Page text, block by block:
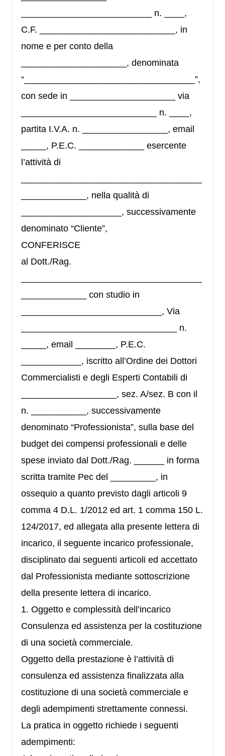
__________________________ n. ____,
C.F. ___________________________, in
nome e per conto della
_____________________, denominata
“__________________________________”,
con sede in _____________________ via
___________________________ n. ____,
partita I.V.A. n. _________________, email
_____, P.E.C. _____________ esercente
l’attività di
_____________, nella qualità di
____________________, successivamente
denominato “Cliente”,
CONFERISCE
al Dott./Rag.
_____________ con studio in
____________________________, Via
_______________________________ n.
_____, email ________, P.E.C.
____________, iscritto all’Ordine dei Dottori
Commercialisti e degli Esperti Contabili di
___________________, sez. A/sez. B con il
n. ___________, successivamente
denominato “Professionista”, sulla base del
budget dei compensi professionali e delle
spese inviato dal Dott./Rag. ______ in forma
scritta tramite Pec del _________, in
ossequio a quanto previsto dagli articoli 9
comma 4 D.L. 1/2012 ed art. 1 comma 150 L.
124/2017, ed allegata alla presente lettera di
incarico, il seguente incarico professionale,
disciplinato dai seguenti articoli ed accettato
dal Professionista mediante sottoscrizione
della presente lettera di incarico.
1. Oggetto e complessità dell’incarico
Consulenza ed assistenza per la costituzione
di una società commerciale.
Oggetto della prestazione è l’attività di
consulenza ed assistenza finalizzata alla
costituzione di una società commerciale e
degli adempimenti strettamente connessi.
La pratica in oggetto richiede i seguenti
adempimenti: